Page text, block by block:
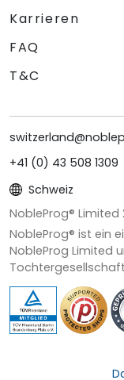
Karrieren
FAQ
T&C
+41 (0) 43 508 1309
Schweiz
NobleProg® Limited
NobleProg® ist ein
NobleProg Limited